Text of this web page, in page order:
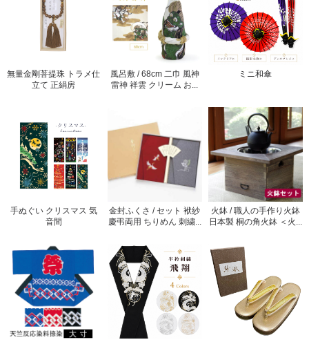
無量金剛菩提珠 トラメ仕
立て 正絹房
風呂敷 / 68cm 二巾 風神
雷神 祥雲 クリーム お...
ミニ和傘
手ぬぐい クリスマス 気
音間
金封ふくさ / セット 袱紗
慶弔両用 ちりめん 刺繍...
火鉢 / 職人の手作り火鉢
日本製 桐の角火鉢 ＜火...